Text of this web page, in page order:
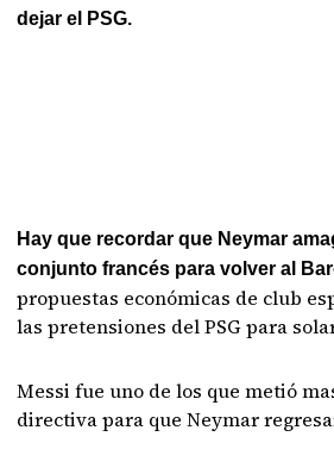
dejar el PSG.
Hay que recordar que Neymar
conjunto francés para volver al
propuestas económicas de club
las pretensiones del PSG para
Messi fue uno de los que metió
directiva para que Neymar